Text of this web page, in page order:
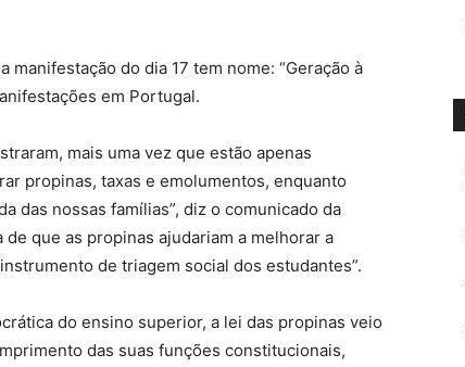
do dia 17 tem nome: “Geração à
em Portugal.
mais uma vez que estão apenas
propinas, taxas e emolumentos, enquanto
das nossas famílias”, diz o comunicado da
que as propinas ajudariam a melhorar a
de triagem social dos estudantes”.
do ensino superior, a lei das propinas veio
das suas funções constitucionais,